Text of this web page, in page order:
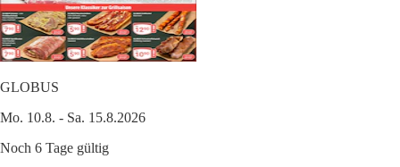
GLOBUS
Mo. 10.8. - Sa. 15.8.2026
Noch 6 Tage gültig